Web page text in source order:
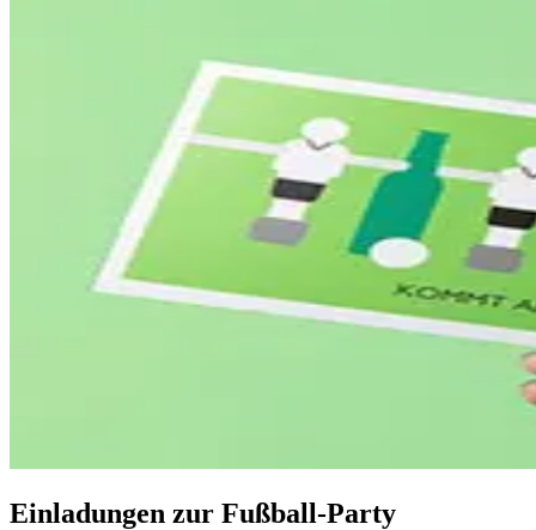
Einladungen zur Fußball-Party